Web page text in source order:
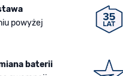
powyżej
baterii